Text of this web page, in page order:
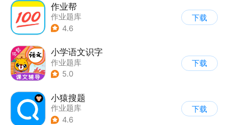
作业帮
作业题库
4.6
下载
小学语文识字
作业题库
5.0
下载
小猿搜题
作业题库
4.6
下载